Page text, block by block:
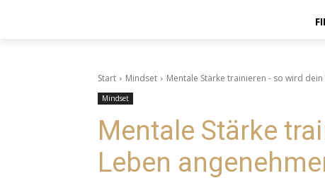
Start Mindset Mentale Stärke trainieren - so wird
Mindset
Mentale Stärke
Leben